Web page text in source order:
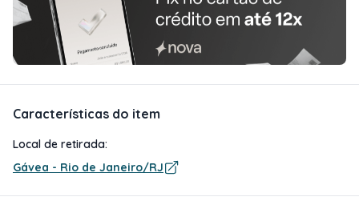
Características do item
Local de retirada:
Gávea - Rio de Janeiro/RJ